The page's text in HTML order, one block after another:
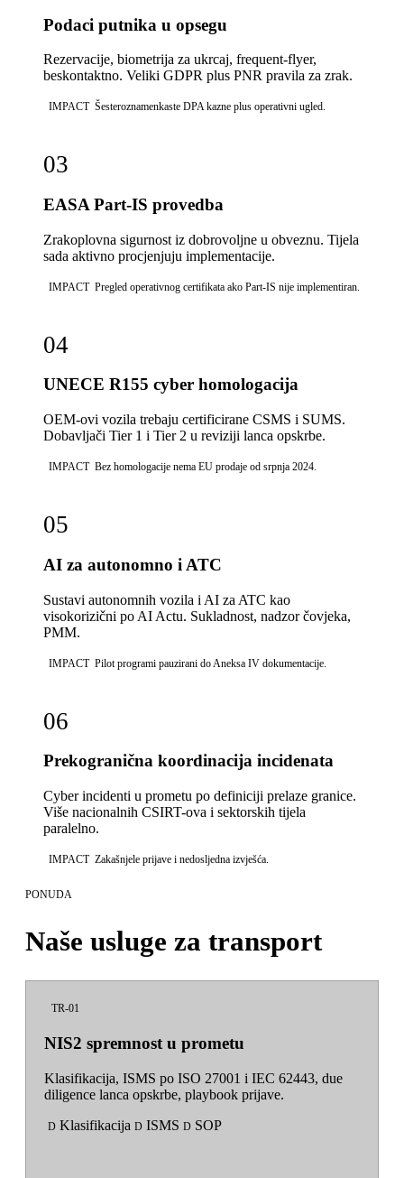
Podaci putnika u opsegu
Rezervacije, biometrija za ukrcaj, frequent-flyer,
beskontaktno. Veliki GDPR plus PNR pravila za zrak.
IMPACT Šesteroznamenkaste DPA kazne plus operativni ugled.
03
EASA Part-IS provedba
Zrakoplovna sigurnost iz dobrovoljne u obveznu. Tijela
sada aktivno procjenjuju implementacije.
IMPACT Pregled operativnog certifikata ako Part-IS nije implementiran.
04
UNECE R155 cyber homologacija
OEM-ovi vozila trebaju certificirane CSMS i SUMS.
Dobavljači Tier 1 i Tier 2 u reviziji lanca opskrbe.
IMPACT Bez homologacije nema EU prodaje od srpnja 2024.
05
AI za autonomno i ATC
Sustavi autonomnih vozila i AI za ATC kao
visokorizični po AI Actu. Sukladnost, nadzor čovjeka,
PMM.
IMPACT Pilot programi pauzirani do Aneksa IV dokumentacije.
06
Prekogranična koordinacija incidenata
Cyber incidenti u prometu po definiciji prelaze granice.
Više nacionalnih CSIRT-ova i sektorskih tijela
paralelno.
IMPACT Zakašnjele prijave i nedosljedna izvješća.
PONUDA
Naše usluge za transport
TR-01
NIS2 spremnost u prometu
Klasifikacija, ISMS po ISO 27001 i IEC 62443, due
diligence lanca opskrbe, playbook prijave.
D Klasifikacija D ISMS D SOP